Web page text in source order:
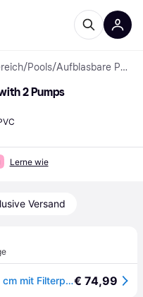
/Pools/ Aufblasbare Pools
2 Pumps
Lerne wie
Versand
Intex 28132GN Easy Set Pool 366 cm mit Filterpumpe - Blau€ 74,99